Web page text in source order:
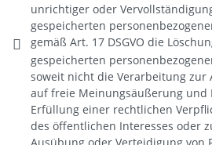
unrichtiger oder
gespeicherten
gemäß Art. 17 DSGVO die
gespeicherten
soweit nicht die Verarbeitung zur
auf freie Meinungsäußerung und
Erfüllung einer rechtlichen
des öffentlichen Interesses oder
Ausübung oder Verteidigung von